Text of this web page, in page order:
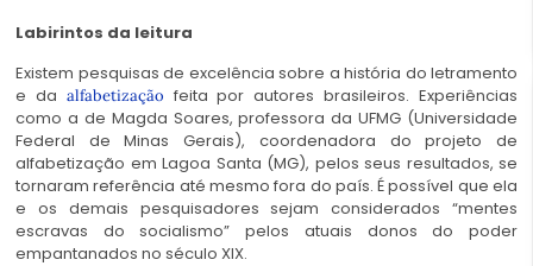
Labirintos da leitura
Existem pesquisas de excelência sobre a história do letramento
e da alfabetização feita por autores brasileiros. Experiências
como a de Magda Soares, professora da UFMG (Universidade
Federal de Minas Gerais), coordenadora do projeto de
alfabetização em Lagoa Santa (MG), pelos seus resultados, se
tornaram referência até mesmo fora do país. É possível que ela
e os demais pesquisadores sejam considerados “mentes
escravas do socialismo” pelos atuais donos do poder
empantanados no século XIX.